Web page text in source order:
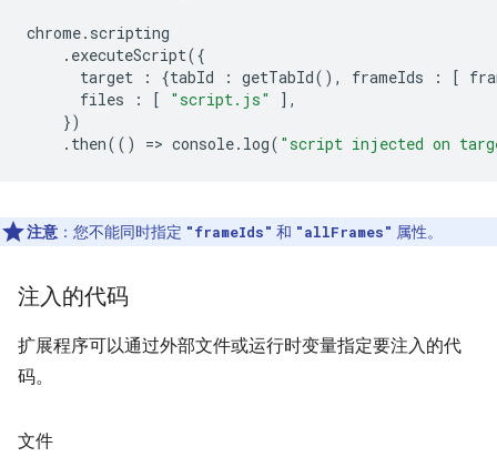
chrome. scripting
. executeScript({
target
: {tabId : getTabId(), frameIds : [
files
: [ "script.js"
],
})
. then(() => console. log( "script injected on
注意 ：您不能同时指定 "frameIds" 和 "allFrames" 属性。
注入的代码
扩展程序可以通过外部文件或运行时变量指定要注入的代
码。
文件